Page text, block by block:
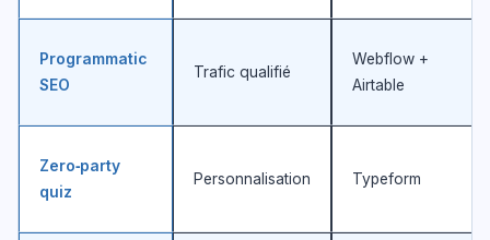
Programmatic
SEO
Trafic qualifié
Webflow +
Airtable
Zero‑party
quiz
Personnalisation Typeform